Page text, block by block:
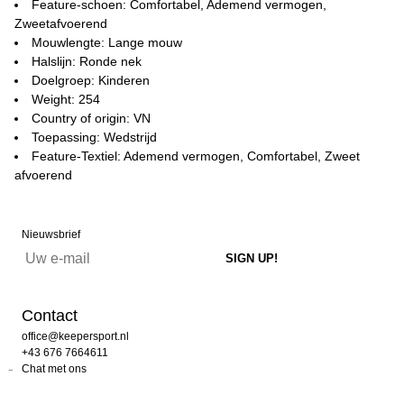
Feature-schoen: Comfortabel, Ademend vermogen,
Zweetafvoerend
Mouwlengte: Lange mouw
Halslijn: Ronde nek
Doelgroep: Kinderen
Weight: 254
Country of origin: VN
Toepassing: Wedstrijd
Feature-Textiel: Ademend vermogen, Comfortabel, Zweet
afvoerend
Nieuwsbrief
Contact
office@keepersport.nl
+43 676 7664611
Chat met ons